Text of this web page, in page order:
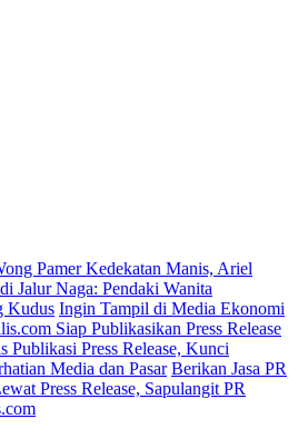
Pamer Kedekatan Manis, Ariel
Jalur Naga: Pendaki Wanita
Kudus Ingin Tampil di Media Ekonomi
Siap Publikasikan Press Release
Publikasi Press Release, Kunci
Media dan Pasar Berikan Jasa PR
Press Release, Sapulangit PR